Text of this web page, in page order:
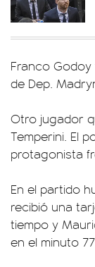
Franco
de Dep.
Otro jugador
Temperini. El
protagonista
En el partido
recibió una
tiempo y
en el minuto